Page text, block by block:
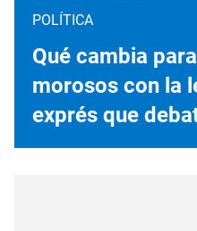
POLÍTICA
Qué cambia
morosos con la
exprés que